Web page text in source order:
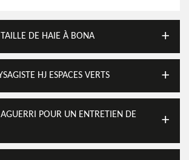
TAILLE DE HAIE À BONA
HJ ESPACES VERTS
AGUERRI POUR UN ENTRETIEN DE